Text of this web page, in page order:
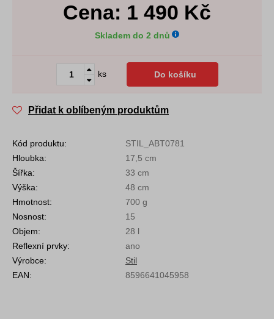
Cena: 1 490 Kč
Skladem do 2 dnů
ks Do košíku
Přidat k oblíbeným produktům
Kód produktu:
STIL_ABT0781
Hloubka:
17,5 cm
Šířka:
33 cm
Výška:
48 cm
Hmotnost:
700 g
Nosnost:
15
Objem:
28 l
Reflexní prvky:
ano
Výrobce:
Stil
EAN:
8596641045958